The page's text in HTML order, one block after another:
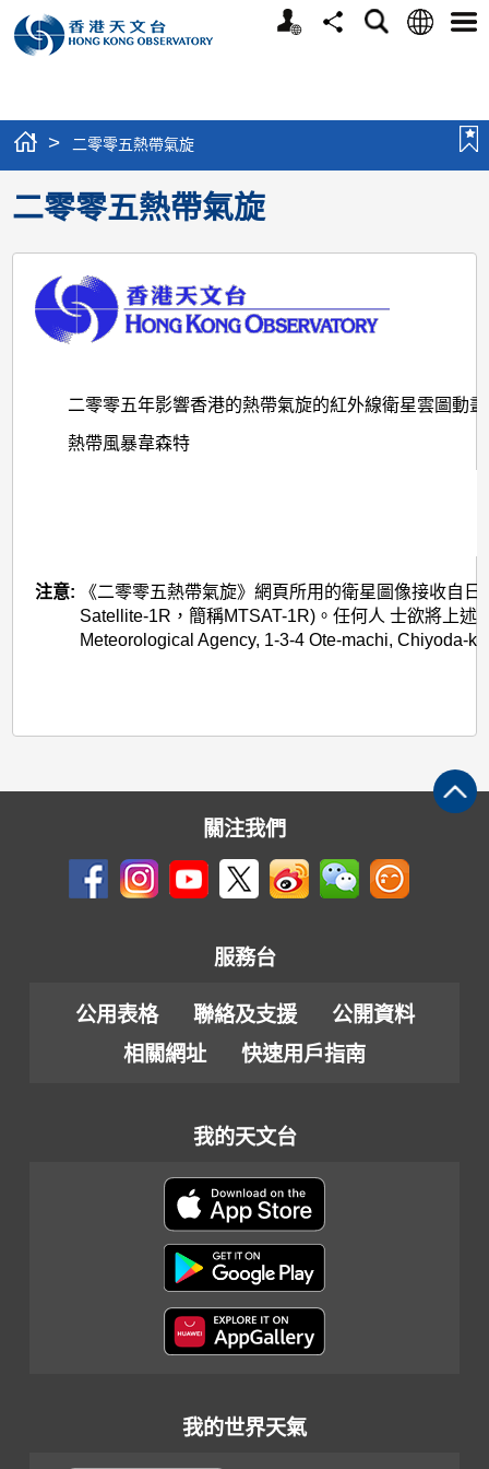
個
分
搜
語
選
> 二零零五熱帶氣旋
二零零五熱帶氣旋
二零零五年影響香港的熱帶氣旋的紅外線衛星雲圖動
熱帶風暴韋森特
注意:
《二零零五熱帶氣旋》網頁所用的衛星圖像接收自
Satellite-1R，簡稱MTSAT-1R)。任何人 士欲將上
Meteorological Agency, 1-3-4 Ote-machi, Chiyoda-
關注我們
服務台
公用表格 聯絡及支援
公開資料
相關網址
快速用戶指南
我的天文台
我的世界天氣